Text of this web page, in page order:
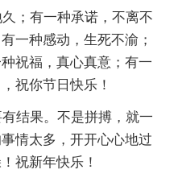
；有一种承诺，不离不
一种感动，生死不渝；
祝福，真心真意；有一
祝你节日快乐！
结果。不是拼搏，就一
情太多，开开心心地过
祝新年快乐！